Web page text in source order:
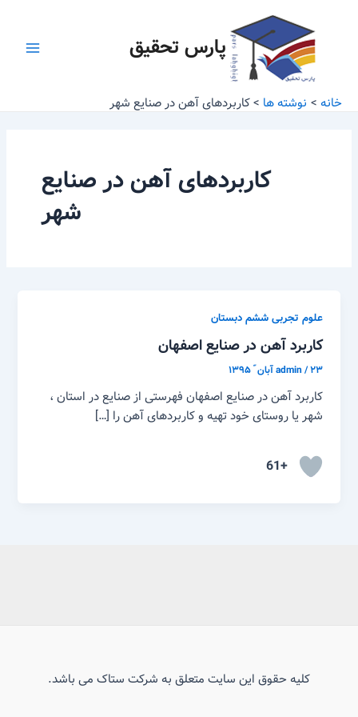
پارس تحقیق
خانه نوشته ها کاربردهای آهن در صنایع شهر
کاربردهای آهن در صنایع
شهر
علوم تجربی ششم دبستان
کاربرد آهن در صنایع اصفهان
admin/۲۳ آبان ّ ۱۳۹۵
کاربرد آهن در صنایع اصفهان فهرستی از صنایع در استان ،
شهر یا روستای خود تهیه و کاربردهای آهن را […]
+61
کلیه حقوق این سایت متعلق به شرکت ستاک می باشد.